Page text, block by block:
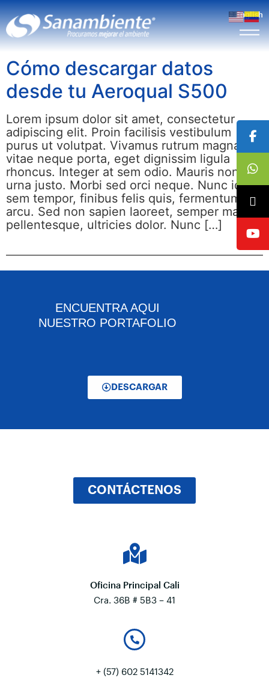
English
Cómo descargar datos
desde tu Aeroqual S500
Lorem ipsum dolor sit amet, consectetur
adipiscing elit. Proin facilisis vestibulum
purus ut volutpat. Vivamus rutrum magna
vitae neque porta, eget dignissim ligula
rhoncus. Integer at sem odio. Mauris non
urna justo. Morbi sed orci neque. Nunc id
sem tempor, finibus felis quis, fermentum
arcu. Sed non sapien laoreet, semper massa
pellentesque, ultricies dolor. Nunc […]
ENCUENTRA AQUI
NUESTRO PORTAFOLIO
DESCARGAR
CONTÁCTENOS
Oficina Principal Cali
Cra. 36B # 5B3 – 41
+ (57) 602 5141342